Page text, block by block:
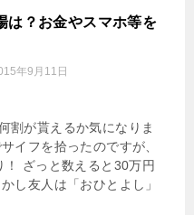
は？お金やスマホ等を
年9月11日
割が貰えるか気になりま
イフを拾ったのですが、
ざっと数えると30万円
し友人は「おひとよし」